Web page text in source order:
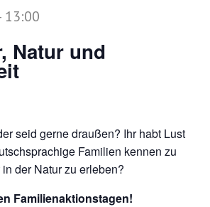
13:00
Natur und
seid gerne draußen? Ihr habt Lust
Familien kennen zu
der Natur zu erleben?
Familienaktionstagen!